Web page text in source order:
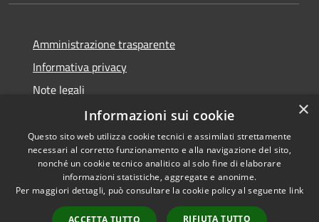
Amministrazione trasparente
Informativa privacy
Note legali
Dichiarazione di accessibilità
RSS
Accessibilità
Copyright © 2026 • Comune di
Pisciotta • Powered by
Municipium• Accesso
×
Informazioni sui cookie
Questo sito web utilizza cookie tecnici e assimilati strettamente
necessari al corretto funzionamento e alla navigazione del sito,
nonché un cookie tecnico analitico al solo fine di elaborare
informazioni statistiche, aggregate e anonime.
Per maggiori dettagli, può consultare la cookie policy al seguente link
ACCETTA TUTTO RIFIUTA TUTTO